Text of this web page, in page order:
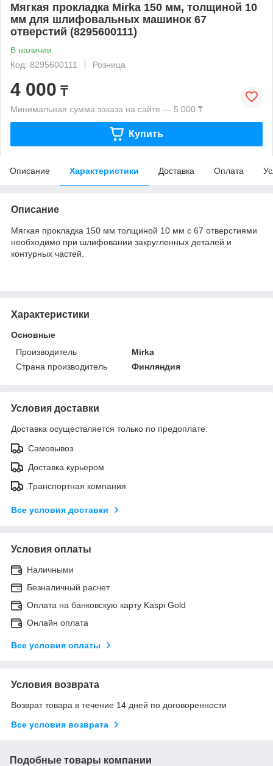
Mягкая прокладка Mirka 150 мм, толщиной 10
мм для шлифовальных машинок 67
отверстий (8295600111)
В наличии
Код: 8295600111
Розница
4 000 ₸
Минимальная сумма заказа на сайте — 5 000 ₸
Купить
Описание Характеристики Доставка Оплата
Описание
Мягкая прокладка 150 мм толщиной 10 мм с 67 отверстиями
необходимо при шлифовании закругленных деталей и
контурных частей.
Характеристики
Основные
Производитель
Mirka
Страна производитель
Финляндия
Условия доставки
Доставка осуществляется только по предоплате.
Самовывоз
Доставка курьером
Транспортная компания
Все условия доставки
Условия оплаты
Наличными
Безналичный расчет
Оплата на банковскую карту Kaspi Gold
Онлайн оплата
Все условия оплаты
Условия возврата
Возврат товара в течение 14 дней по договоренности
Все условия возврата
Подобные товары компании